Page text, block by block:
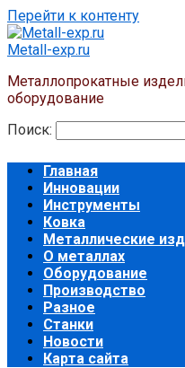
Перейти к контенту
Metall-exp.ru
Металлопрокатные
оборудование
Поиск:
Главная
Инновации
Инструменты
Ковка
Металлические
О металлах
Оборудование
Производство
Разное
Станки
Новости
Карта сайта